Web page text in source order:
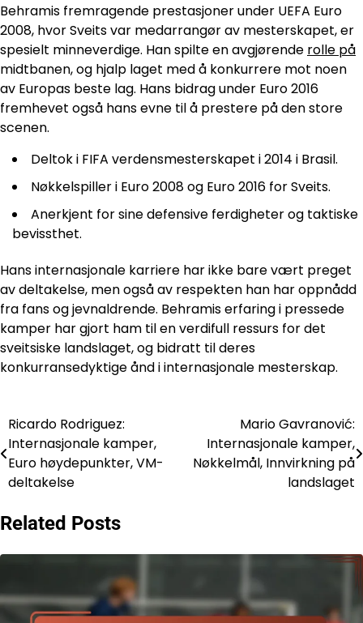
Behramis fremragende prestasjoner under UEFA Euro
2008, hvor Sveits var medarrangør av mesterskapet, er
spesielt minneverdige. Han spilte en avgjørende rolle på
midtbanen, og hjalp laget med å konkurrere mot noen
av Europas beste lag. Hans bidrag under Euro 2016
fremhevet også hans evne til å prestere på den store
scenen.
Deltok i FIFA verdensmesterskapet i 2014 i Brasil.
Nøkkelspiller i Euro 2008 og Euro 2016 for Sveits.
Anerkjent for sine defensive ferdigheter og taktiske
bevissthet.
Hans internasjonale karriere har ikke bare vært preget
av deltakelse, men også av respekten han har oppnådd
fra fans og jevnaldrende. Behramis erfaring i pressede
kamper har gjort ham til en verdifull ressurs for det
sveitsiske landslaget, og bidratt til deres
konkurransedyktige ånd i internasjonale mesterskap.
Post
navigation
Ricardo Rodriguez:
Internasjonale kamper,
Euro høydepunkter, VM-
deltakelse
Mario Gavranović:
Internasjonale kamper,
Nøkkelmål, Innvirkning på
landslaget
Related Posts